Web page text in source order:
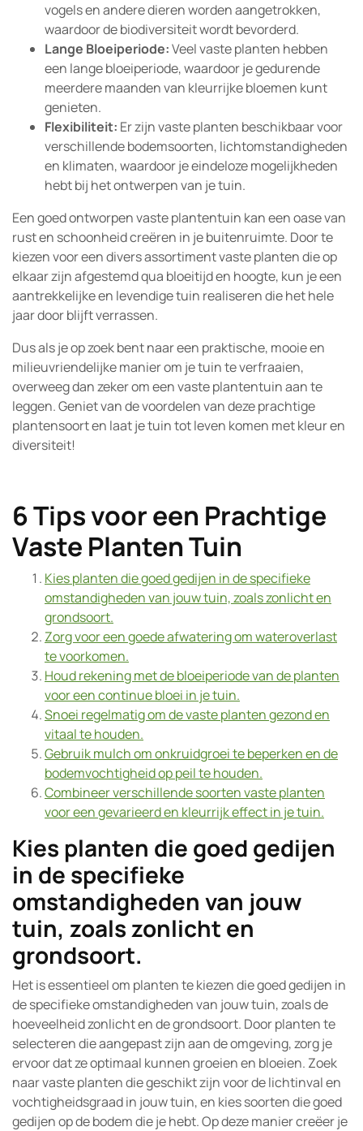
vogels en andere dieren worden aangetrokken,
waardoor de biodiversiteit wordt bevorderd.
Lange Bloeiperiode:Veel vaste planten hebben
een lange bloeiperiode, waardoor je gedurende
meerdere maanden van kleurrijke bloemen kunt
genieten.
Flexibiliteit: Er zijn vaste planten beschikbaar voor
verschillende bodemsoorten, lichtomstandigheden
en klimaten, waardoor je eindeloze mogelijkheden
hebt bij het ontwerpen van je tuin.
Een goed ontworpen vaste plantentuin kan een oase van
rust en schoonheid creëren in je buitenruimte. Door te
kiezen voor een divers assortiment vaste planten die op
elkaar zijn afgestemd qua bloeitijd en hoogte, kun je een
aantrekkelijke en levendige tuin realiseren die het hele
jaar door blijft verrassen.
Dus als je op zoek bent naar een praktische, mooie en
milieuvriendelijke manier om je tuin te verfraaien,
overweeg dan zeker om een vaste plantentuin aan te
leggen. Geniet van de voordelen van deze prachtige
plantensoort en laat je tuin tot leven komen met kleur en
diversiteit!
6 Tips voor een Prachtige
Vaste Planten Tuin
Kies planten die goed gedijen in de specifieke
omstandigheden van jouw tuin, zoals zonlicht en
grondsoort.
Zorg voor een goede afwatering om wateroverlast
te voorkomen.
Houd rekening met de bloeiperiode van de planten
voor een continue bloei in je tuin.
Snoei regelmatig om de vaste planten gezond en
vitaal te houden.
Gebruik mulch om onkruidgroei te beperken en de
bodemvochtigheid op peil te houden.
Combineer verschillende soorten vaste planten
voor een gevarieerd en kleurrijk effect in je tuin.
Kies planten die goed gedijen
in de specifieke
omstandigheden van jouw
tuin, zoals zonlicht en
grondsoort.
Het is essentieel om planten te kiezen die goed gedijen in
de specifieke omstandigheden van jouw tuin, zoals de
hoeveelheid zonlicht en de grondsoort. Door planten te
selecteren die aangepast zijn aan de omgeving, zorg je
ervoor dat ze optimaal kunnen groeien en bloeien. Zoek
naar vaste planten die geschikt zijn voor de lichtinval en
vochtigheidsgraad in jouw tuin, en kies soorten die goed
gedijen op de bodem die je hebt. Op deze manier creëer je